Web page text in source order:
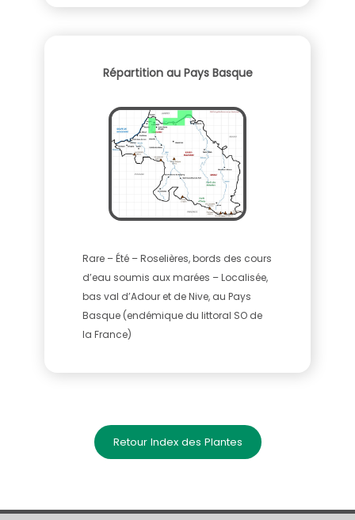
Répartition au Pays Basque
Rare – Été – Roselières, bords des cours
d’eau soumis aux marées – Localisée,
bas val d’Adour et de Nive, au Pays
Basque (endémique du littoral SO de
la France)
Retour Index des Plantes